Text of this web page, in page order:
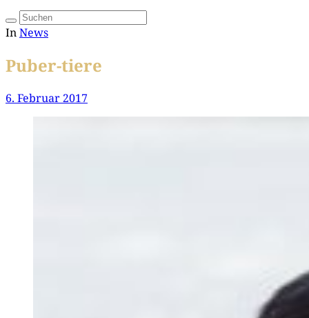
InNews
Puber-tiere
6. Februar 2017